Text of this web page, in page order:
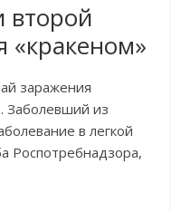
второй
«кракеном»
заражения
Заболевший из
в легкой
Роспотребнадзора,